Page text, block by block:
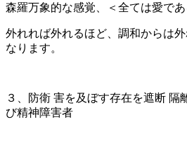
森羅万象的な感覚、＜全ては愛で
外れれば外れるほど、調和からは
なります。
３、防衛 害を及ぼす存在を遮断 隔
び精神障害者